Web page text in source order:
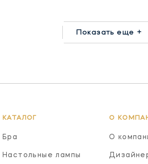
Показать еще +
КАТАЛОГ
Бра
Настольные лампы
О
О